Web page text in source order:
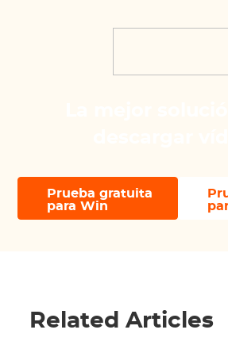
Prueba gratuita
para Win
Related Articles